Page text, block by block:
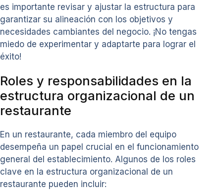
es importante revisar y ajustar la estructura para
garantizar su alineación con los objetivos y
necesidades cambiantes del negocio. ¡No tengas
miedo de experimentar y adaptarte para lograr el
éxito!
Roles y responsabilidades en la
estructura organizacional de un
restaurante
En un restaurante, cada miembro del equipo
desempeña un papel crucial en el funcionamiento
general del establecimiento. Algunos de los roles
clave en la estructura organizacional de un
restaurante pueden incluir: